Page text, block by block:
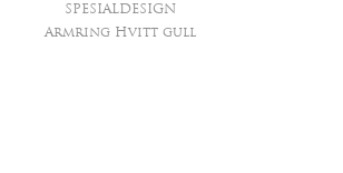
SPESIALDESIGN
Armring Hvitt gull